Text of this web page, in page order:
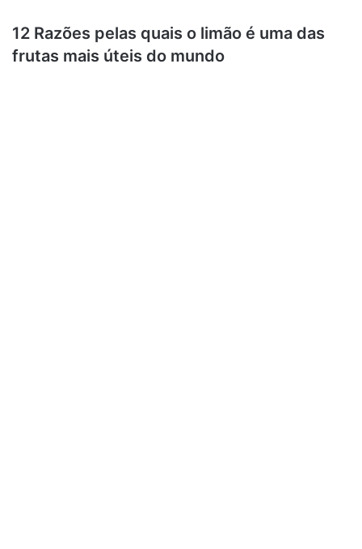
12 Razões pelas quais o limão é uma das
frutas mais úteis do mundo